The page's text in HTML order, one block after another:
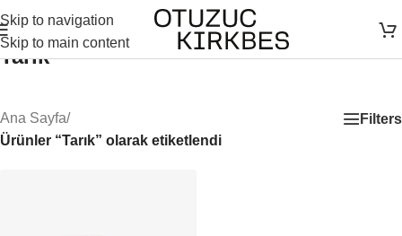
Skip to navigation
Skip to main content
Tarık
Ana Sayfa/
Ürünler “Tarık” olarak etiketlendi
Filters